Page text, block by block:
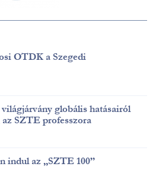
OTDK a Szegedi
globális hatásairól
SZTE professzora
indul az „SZTE 100”